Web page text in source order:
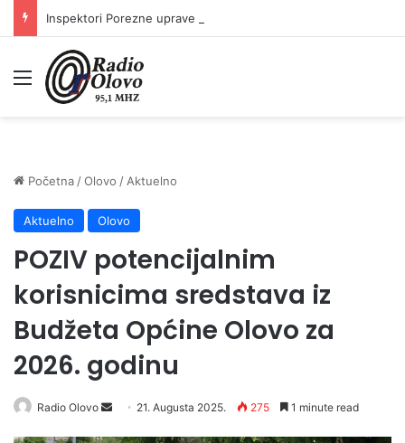
Meni
Početna /Olovo / Aktuelno
Aktuelno Olovo
POZIV potencijalnim
korisnicima sredstava iz
Budžeta Općine Olovo za
2026. godinu
Radio Olovo 21. Augusta 2025. 275 1 minute read